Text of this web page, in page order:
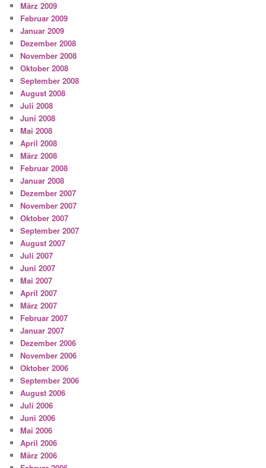
März 2009
Februar 2009
Januar 2009
Dezember 2008
November 2008
Oktober 2008
September 2008
August 2008
Juli 2008
Juni 2008
Mai 2008
April 2008
März 2008
Februar 2008
Januar 2008
Dezember 2007
November 2007
Oktober 2007
September 2007
August 2007
Juli 2007
Juni 2007
Mai 2007
April 2007
März 2007
Februar 2007
Januar 2007
Dezember 2006
November 2006
Oktober 2006
September 2006
August 2006
Juli 2006
Juni 2006
Mai 2006
April 2006
März 2006